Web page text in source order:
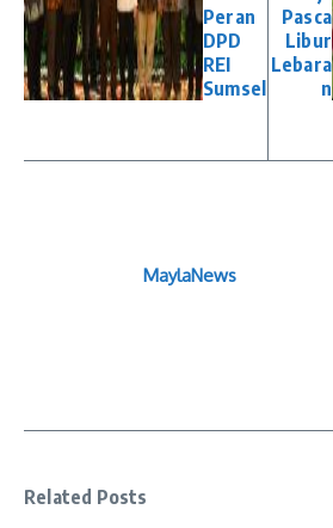
Peran
DPD
REI
Sumsel
Pasca
Libur
Lebara
n
MaylaNews
Related Posts